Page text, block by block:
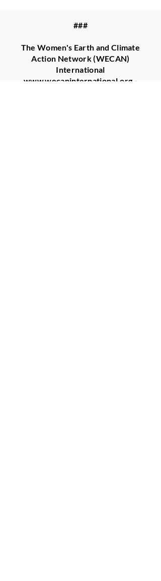
###
The Women's Earth and Climate
Action Network (WECAN)
International
www.wecaninternational.org-